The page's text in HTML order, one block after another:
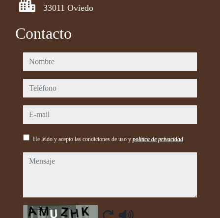
33011 Oviedo
Contacto
nombre
teléfono
e-mail
He leído y acepto las condiciones de uso y política de privacidad
mensaje
Captcha